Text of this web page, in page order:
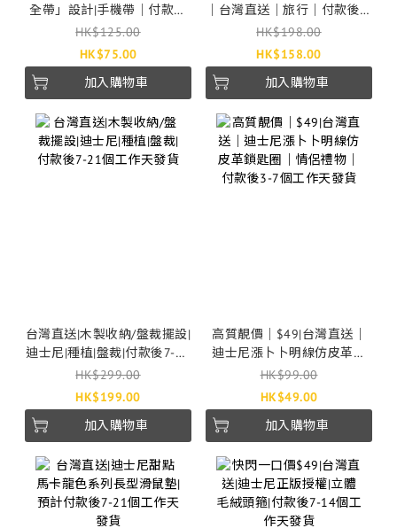
全帶」設計|手機帶｜付款後
3-7個工作天發貨｜迪士尼
HK$125.00
HK$75.00
加入購物車
｜台灣直送｜旅行｜付款後3-
7個工作天發貨
HK$198.00
HK$158.00
加入購物車
台灣直送|木製收納/盤裁擺設|
迪士尼|種植|盤裁|付款後7-21
個工作天發貨
HK$299.00
HK$199.00
加入購物車
高質靚價｜$49|台灣直送｜
迪士尼漲卜卜明線仿皮革鎖
匙圈｜情侶禮物｜付款後3-7
個工作天發貨
HK$99.00
HK$49.00
加入購物車